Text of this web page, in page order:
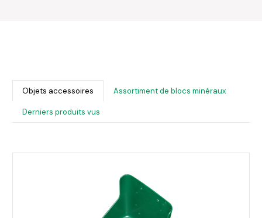
Objets accessoires Assortiment de blocs minéraux
Derniers produits vus